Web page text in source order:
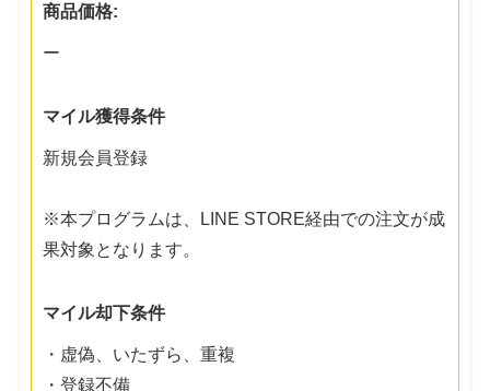
商品価格:
ー
マイル獲得条件
新規会員登録
※本プログラムは、LINE STORE経由での注文が成
果対象となります。
マイル却下条件
・虚偽、いたずら、重複
・登録不備